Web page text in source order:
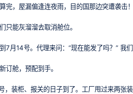
完，屋漏偏逢连夜雨，目的国那边突遭袭击
只能灰溜溜去取消舱位。
7月14号。代理来问：“现在能发了吗？” 我
订舱，预配到手。
，装柜、报关的日子到了。工厂甩过来两张